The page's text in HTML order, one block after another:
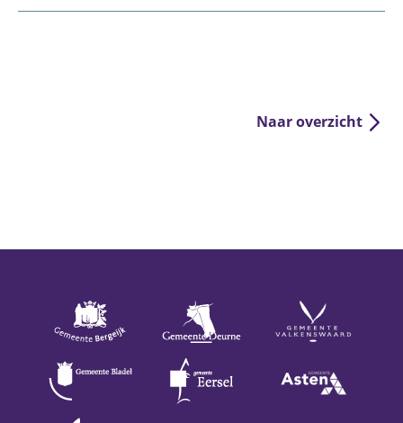
Naar overzicht